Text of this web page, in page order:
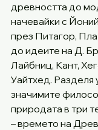
древността до
начевайки с
през Питагор,
до идеите на Д.
Лайбниц, Кант,
Уайтхед. Разделя
значимите
природата в три
– времето на